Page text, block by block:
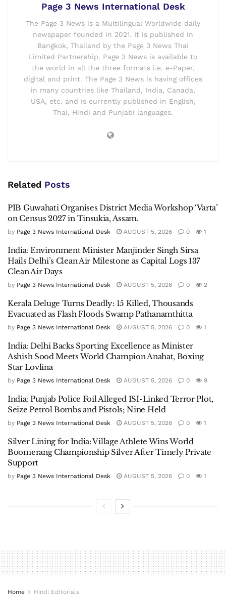
Page 3 News International Desk
The Page 3 News is a Multilingual Worldwide daily
newspaper founded in 2021. It is published in
Bangkok, Thailand by the Page 3 News Thai
Limited Partnership. Page 3 News is available to
the world in all the three formats i.e. e-Paper,
digital and print. The Page 3 News is having offices
in many countries like Thailand, India, Canada,
USA, etc. and is currently published in English,
Thai, Hindi and Punjabi languages.
Related Posts
PIB Guwahati Organises District Media Workshop ‘Varta’
on Census 2027 in Tinsukia, Assam.
by Page 3 News International Desk AUGUST 5, 2026 0 1
India: Environment Minister Manjinder Singh Sirsa
Hails Delhi’s Clean Air Milestone as Capital Logs 137
Clean Air Days
by Page 3 News International Desk AUGUST 5, 2026 0 2
Kerala Deluge Turns Deadly: 15 Killed, Thousands
Evacuated as Flash Floods Swamp Pathanamthitta
by Page 3 News International Desk AUGUST 5, 2026 0 1
India: Delhi Backs Sporting Excellence as Minister
Ashish Sood Meets World Champion Anahat, Boxing
Star Lovlina
by Page 3 News International Desk AUGUST 5, 2026 0 9
India: Punjab Police Foil Alleged ISI-Linked Terror Plot,
Seize Petrol Bombs and Pistols; Nine Held
by Page 3 News International Desk AUGUST 5, 2026 0 1
Silver Lining for India: Village Athlete Wins World
Boomerang Championship Silver After Timely Private
Support
by Page 3 News International Desk AUGUST 5, 2026 0 1
Home Hindi Editorials